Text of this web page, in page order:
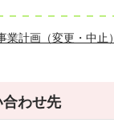
業計画（変更・中
わせ先